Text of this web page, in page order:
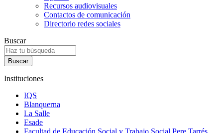
Recursos audiovisuales
Contactos de comunicación
Directorio redes sociales
Buscar
Instituciones
IQS
Blanquerna
La Salle
Esade
Facultad de Educación Social y Trabajo Social Pere Tarrés